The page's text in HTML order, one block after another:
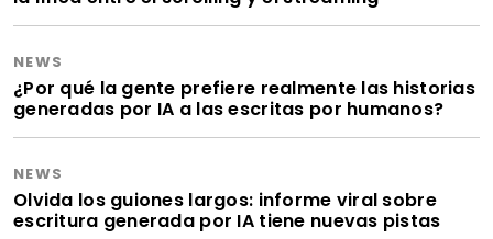
NEWS
¿Por qué la gente prefiere realmente las historias
generadas por IA a las escritas por humanos?
NEWS
Olvida los guiones largos: informe viral sobre
escritura generada por IA tiene nuevas pistas